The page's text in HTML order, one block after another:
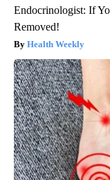
Endocrinologist: If
Removed!
Health Weekly